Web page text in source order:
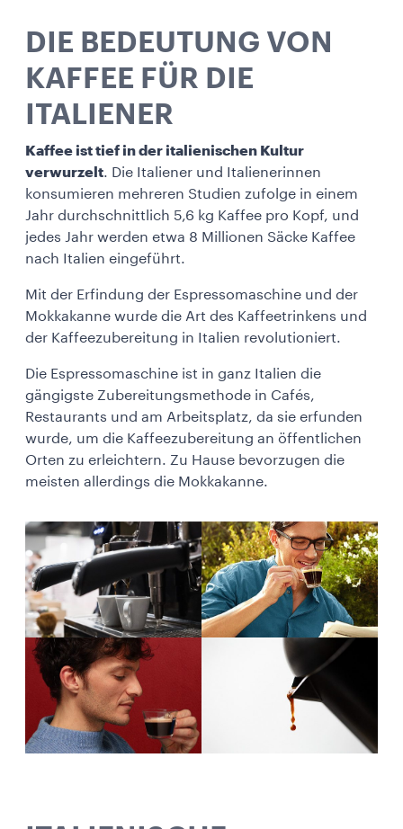
DIE BEDEUTUNG VON
KAFFEE FÜR DIE
ITALIENER
Kaffee ist tief in der italienischen Kultur
verwurzelt. Die Italiener und Italienerinnen
konsumieren mehreren Studien zufolge in einem
Jahr durchschnittlich 5,6 kg Kaffee pro Kopf, und
jedes Jahr werden etwa 8 Millionen Säcke Kaffee
nach Italien eingeführt.
Mit der Erfindung der Espressomaschine und der
Mokkakanne wurde die Art des Kaffeetrinkens und
der Kaffeezubereitung in Italien revolutioniert.
Die Espressomaschine ist in ganz Italien die
gängigste Zubereitungsmethode in Cafés,
Restaurants und am Arbeitsplatz, da sie erfunden
wurde, um die Kaffeezubereitung an öffentlichen
Orten zu erleichtern. Zu Hause bevorzugen die
meisten allerdings die Mokkakanne.